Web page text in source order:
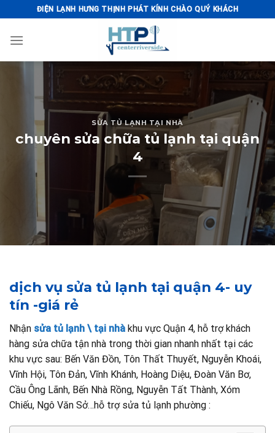
to
content
ĐIỆN LẠNH HƯNG THỊNH PHÁT KÍNH CHÀO QUÝ KHÁCH
SỬA TỦ LẠNH TẠI NHÀ
chuyên sửa chữa tủ lạnh tại quận
4
dịch vụ sửa tủ lạnh tại quận 4- uy
tín -giá rẻ
Nhận sửa tủ lạnh \ tại nhà khu vực Quận 4, hỗ trợ khách
hàng sửa chữa tận nhà trong thời gian nhanh nhất tại các
khu vực sau: Bến Văn Đồn, Tôn Thất Thuyết, Nguyễn Khoái,
Vĩnh Hội, Tôn Đản, Vĩnh Khánh, Hoàng Diệu, Đoàn Văn Bơ,
Cầu Ông Lãnh, Bến Nhà Rồng, Nguyễn Tất Thành, Xóm
Chiếu, Ngô Văn Sở…hỗ trợ sửa tủ lạnh phường :